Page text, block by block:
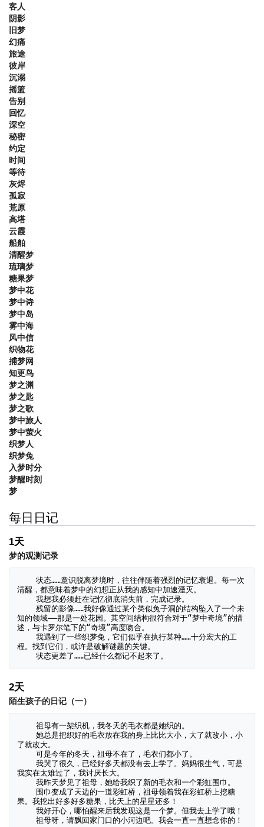
客人
阴影
旧梦
幻痛
旅途
彼岸
沉溺
摇篮
告别
回忆
深空
秘密
约定
时间
等待
灰烬
孤寂
荒原
高塔
云霞
船舶
清醒梦
琉璃梦
糖果梦
梦中花
梦中诗
梦中岛
雾中海
风中信
织物花
捕梦网
知更鸟
梦之渊
梦之匙
梦之歌
梦中旅人
梦中萤火
织梦人
织梦兔
入梦时分
梦醒时刻
梦
每日日记
1天
梦的观测记录
清醒，都意味着梦中的幻想正从我的感知中加速湮灭。
知的领域——那是一处花园。其空间结构很符合对于“梦中奇境”的描
述，与卡罗尔笔下的“奇境”高度吻合。
程。找到它们，或许是破解谜题的关键。
    状态更差了……已经什么都记不起来了。
2天
陌生孩子的日记（一）
了就改大。
我实在太难过了，我讨厌长大。
果。我挖出好多好多糖果，比天上的星星还多！
    祖母呀，请飘回家门口的小河边吧。我会一直一直想念你的！